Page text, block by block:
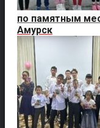
по памятным
Амурск